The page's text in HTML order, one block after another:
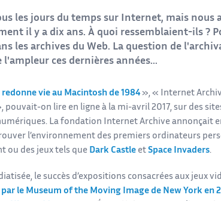
les jours du temps sur Internet, mais nous
il y a dix ans. À quoi ressemblaient-ils ?
les archives du Web. La question de
ces dernières années...
vie au Macintosh de 1984 », « Internet
pouvait-on lire en ligne à la mi-avril 2017, sur des
La fondation Internet Archive annonçait
l’environnement des premiers ordinateurs
ou des jeux tels que Dark Castle et Space Invaders.
le succès d’expositions consacrées aux jeux
le Museum of the Moving Image de New York en